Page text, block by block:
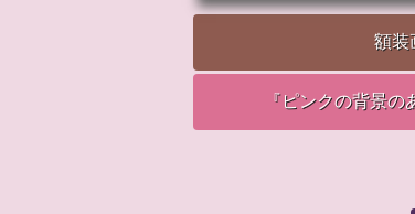
額装
『ピンクの背景